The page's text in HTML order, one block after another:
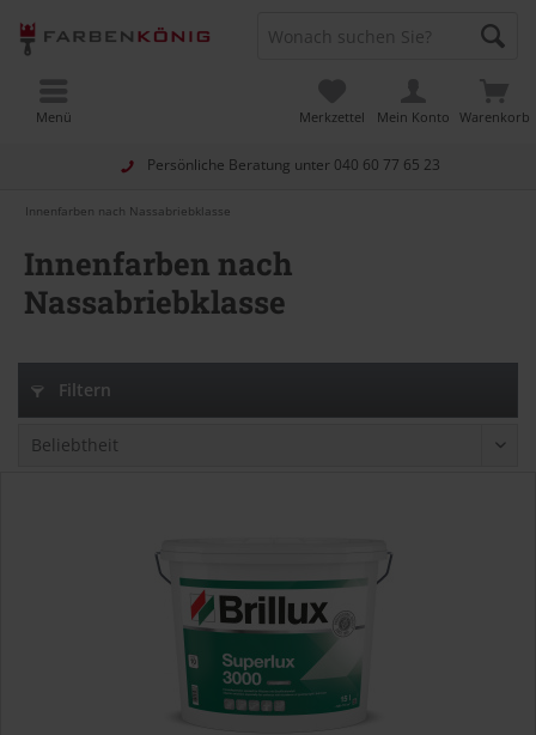
Persönliche Beratung unter 040 60 77 65 23
Warenkorb
Merkzettel Mein Konto
Menü
Innenfarben nach Nassabriebklasse
Innenfarben nach
Nassabriebklasse
Filtern